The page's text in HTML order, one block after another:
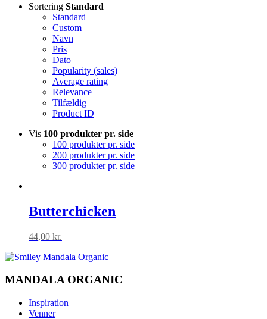
Sortering Standard
Standard
Custom
Navn
Pris
Dato
Popularity (sales)
Average rating
Relevance
Tilfældig
Product ID
Vis 100 produkter pr. side
100 produkter pr. side
200 produkter pr. side
300 produkter pr. side
Butterchicken
44,00 kr.
MANDALA ORGANIC
Inspiration
Venner